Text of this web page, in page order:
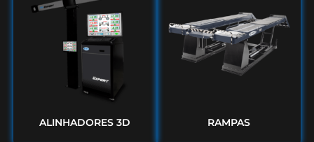
ALINHADORES 3D RAMPAS